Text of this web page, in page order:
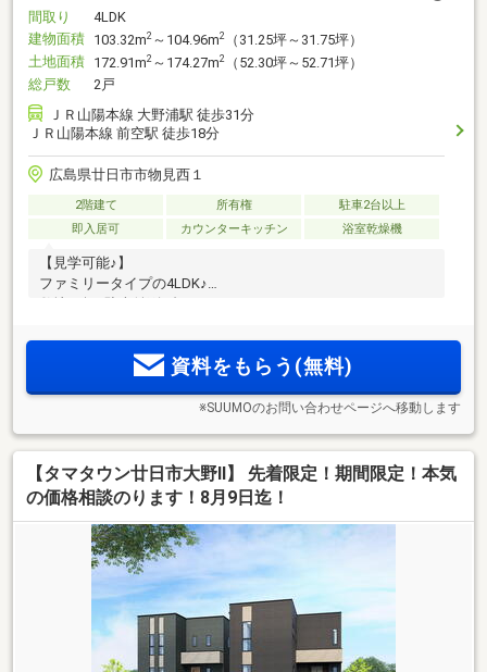
間取り
4LDK
建物面積 103.32m2 ～104.96m2
（31.25坪～31.75坪）
土地面積 172.91m2 ～174.27m2
（52.30坪～52.71坪）
総戸数
2戸
ＪＲ山陽本線 大野浦駅 徒歩31分
ＪＲ山陽本線 前空駅 徒歩18分
広島県廿日市市物見西１
2階建て 所有権
駐車2台以上
即入居可
カウンターキッチン 浴室乾燥機
【見学可能♪】
ファミリータイプの4LDK♪
敷地52坪♪駐車並列2台可♪
資料をもらう(無料)
※SUUMOのお問い合わせページへ移動します
【タマタウン廿日市大野Ⅱ】 先着限定！期間限定！本気
の価格相談のります！8月9日迄！